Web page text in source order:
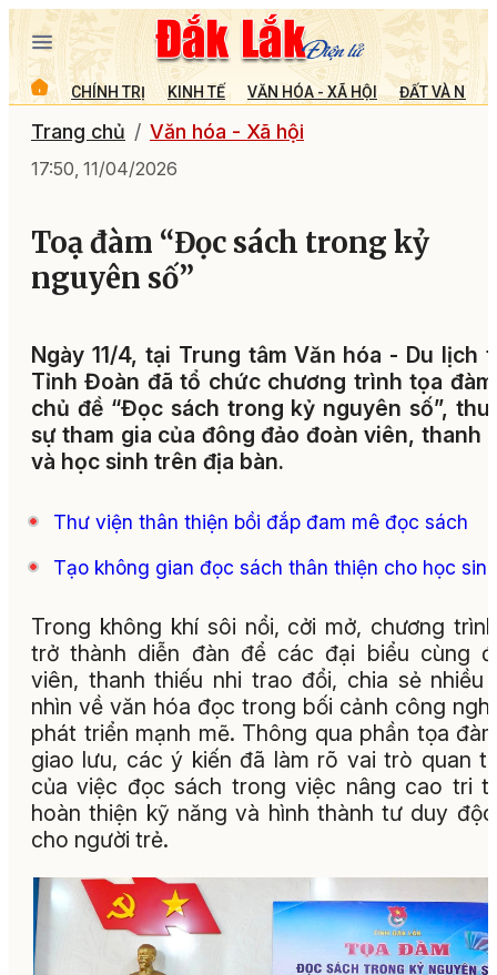
CHÍNH TRỊ KINH TẾ VĂN HÓA - XÃ HỘI ĐẤT VÀ
Trang chủ Văn hóa - Xã hội
17:50, 11/04/2026
Toạ đàm “Đọc sách trong kỷ
nguyên số”
Ngày 11/4, tại Trung tâm Văn hóa - Du lịch
Tỉnh Đoàn đã tổ chức chương trình tọa
chủ đề “Đọc sách trong kỷ nguyên số”,
sự tham gia của đông đảo đoàn viên, thanh
và học sinh trên địa bàn.
Thư viện thân thiện bồi đắp đam mê đọc sách
Tạo không gian đọc sách thân thiện cho học sinh
Trong không khí sôi nổi, cởi mở, chương
trở thành diễn đàn để các đại biểu cùng
viên, thanh thiếu nhi trao đổi, chia sẻ nhiều
nhìn về văn hóa đọc trong bối cảnh công
phát triển mạnh mẽ. Thông qua phần tọa
giao lưu, các ý kiến đã làm rõ vai trò quan
của việc đọc sách trong việc nâng cao tri
hoàn thiện kỹ năng và hình thành tư duy
cho người trẻ.